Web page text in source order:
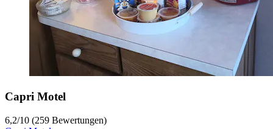
Capri Motel
6,2/10 (259 Bewertungen)